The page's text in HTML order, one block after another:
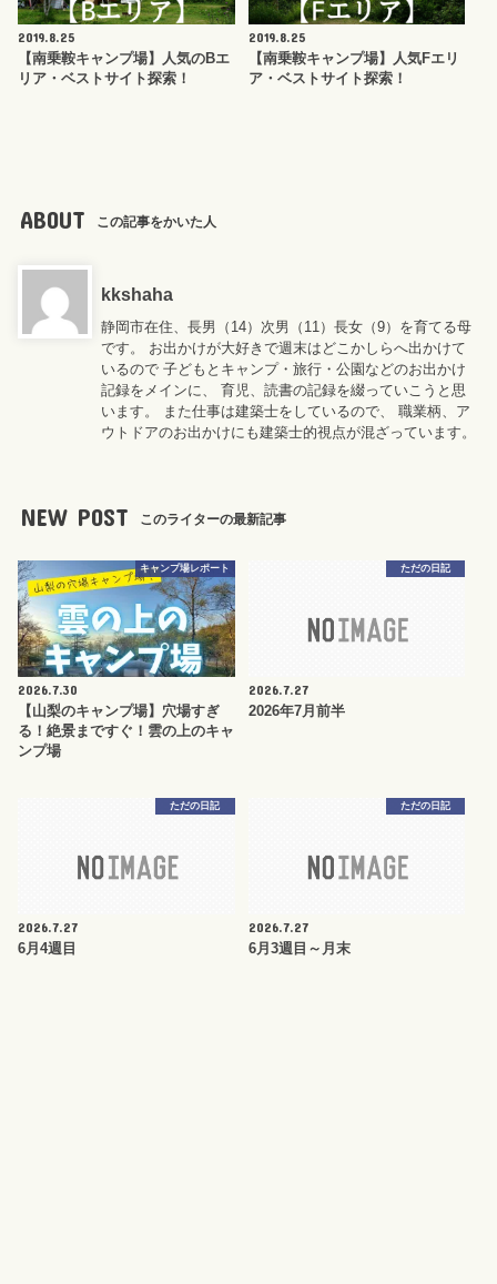
2019.8.25
【南乗鞍キャンプ場】人気のBエ
リア・ベストサイト探索！
2019.8.25
【南乗鞍キャンプ場】人気Fエリ
ア・ベストサイト探索！
ABOUT この記事をかいた人
kkshaha
静岡市在住、長男（14）次男（11）長女（9）を育てる母
です。 お出かけが大好きで週末はどこかしらへ出かけて
いるので 子どもとキャンプ・旅行・公園などのお出かけ
記録をメインに、 育児、読書の記録を綴っていこうと思
います。 また仕事は建築士をしているので、 職業柄、ア
ウトドアのお出かけにも建築士的視点が混ざっています。
NEW POST このライターの最新記事
キャンプ場レポート
2026.7.30
【山梨のキャンプ場】穴場すぎ
る！絶景まですぐ！雲の上のキャ
ンプ場
ただの日記
2026.7.27
2026年7月前半
ただの日記
2026.7.27
6月4週目
ただの日記
2026.7.27
6月3週目～月末